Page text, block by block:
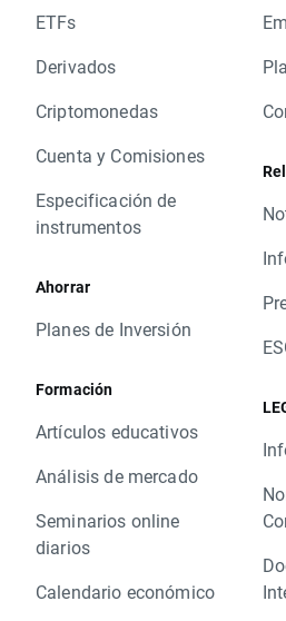
ETFs
Derivados
Criptomonedas
Cuenta y Comisiones
Especificación de
instrumentos
Ahorrar
Planes de Inversión
Formación
Artículos educativos
Análisis de mercado
Seminarios online
diarios
Calendario económico